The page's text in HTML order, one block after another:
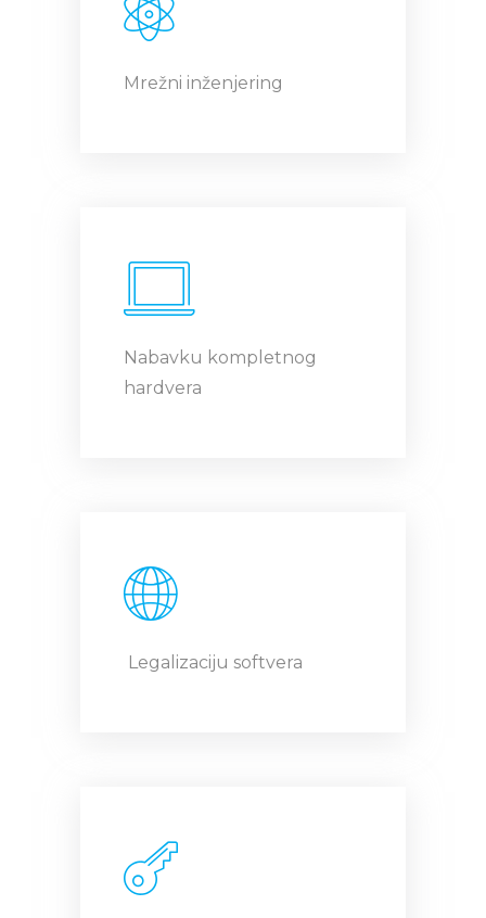
Mrežni inženjering
Nabavku kompletnog
hardvera
Legalizaciju softvera